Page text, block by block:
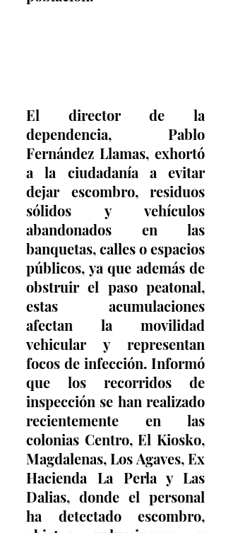
El director de la
dependencia, Pablo
Fernández Llamas, exhortó
a la ciudadanía a evitar
dejar escombro, residuos
sólidos y vehículos
abandonados en las
banquetas, calles o espacios
públicos, ya que además de
obstruir el paso peatonal,
estas acumulaciones
afectan la movilidad
vehicular y representan
focos de infección. Informó
que los recorridos de
inspección se han realizado
recientemente en las
colonias Centro, El Kiosko,
Magdalenas, Los Agaves, Ex
Hacienda La Perla y Las
Dalias, donde el personal
ha detectado escombro,